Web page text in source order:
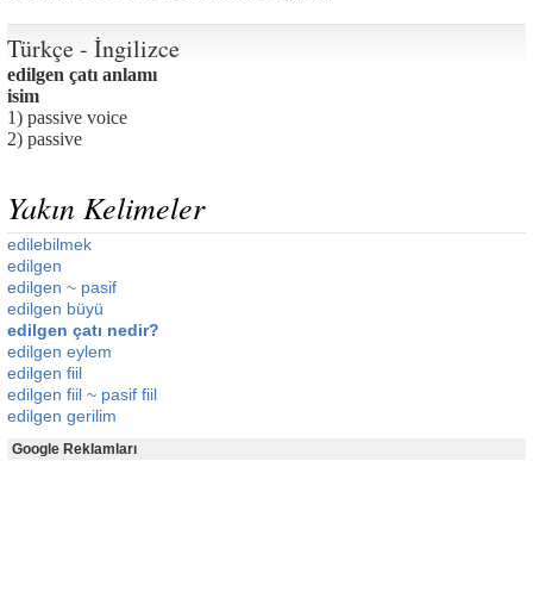
Türkçe - İngilizce
edilgen çatı anlamı
isim
1) passive voice
2) passive
Yakın Kelimeler
edilebilmek
edilgen
edilgen ~ pasif
edilgen büyü
edilgen çatı nedir?
edilgen eylem
edilgen fiil
edilgen fiil ~ pasif fiil
edilgen gerilim
Google Reklamları